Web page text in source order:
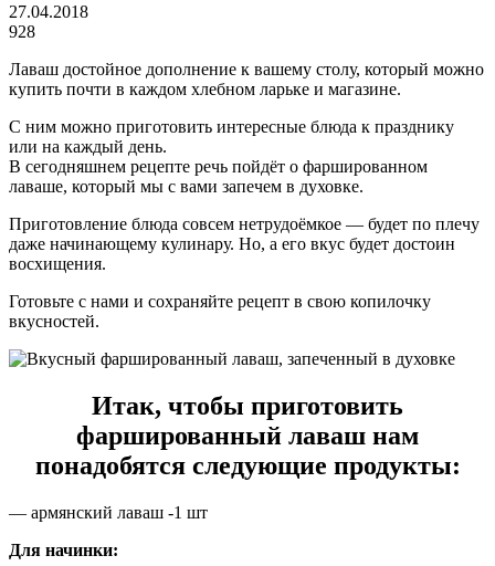
27.04.2018
928
Лаваш достойное дополнение к вашему столу, который можно
купить почти в каждом хлебном ларьке и магазине.
С ним можно приготовить интересные блюда к празднику
или на каждый день.
В сегодняшнем рецепте речь пойдёт о фаршированном
лаваше, который мы с вами запечем в духовке.
Приготовление блюда совсем нетрудоёмкое — будет по плечу
даже начинающему кулинару. Но, а его вкус будет достоин
восхищения.
Готовьте с нами и сохраняйте рецепт в свою копилочку
вкусностей.
Итак, чтобы приготовить
фаршированный лаваш нам
понадобятся следующие продукты:
— армянский лаваш -1 шт
Для начинки: